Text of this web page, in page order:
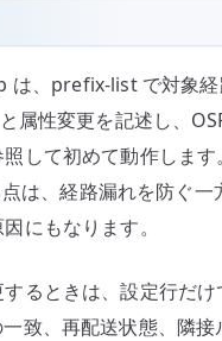
は、prefix-list で対象
属性変更を記述し、
して初めて動作しま
は、経路漏れを防ぐ一
にもなります。
るときは、設定行だけ
致、再配送状態、隣接